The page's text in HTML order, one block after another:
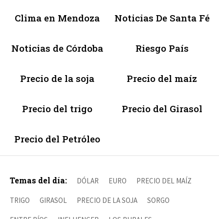
Clima en Mendoza Noticias De Santa Fé
Noticias de Córdoba Riesgo País
Precio de la soja Precio del maíz
Precio del trigo Precio del Girasol
Precio del Petróleo
Temas del día: DÓLAR EURO PRECIO DEL MAÍZ
TRIGO GIRASOL PRECIO DE LA SOJA SORGO